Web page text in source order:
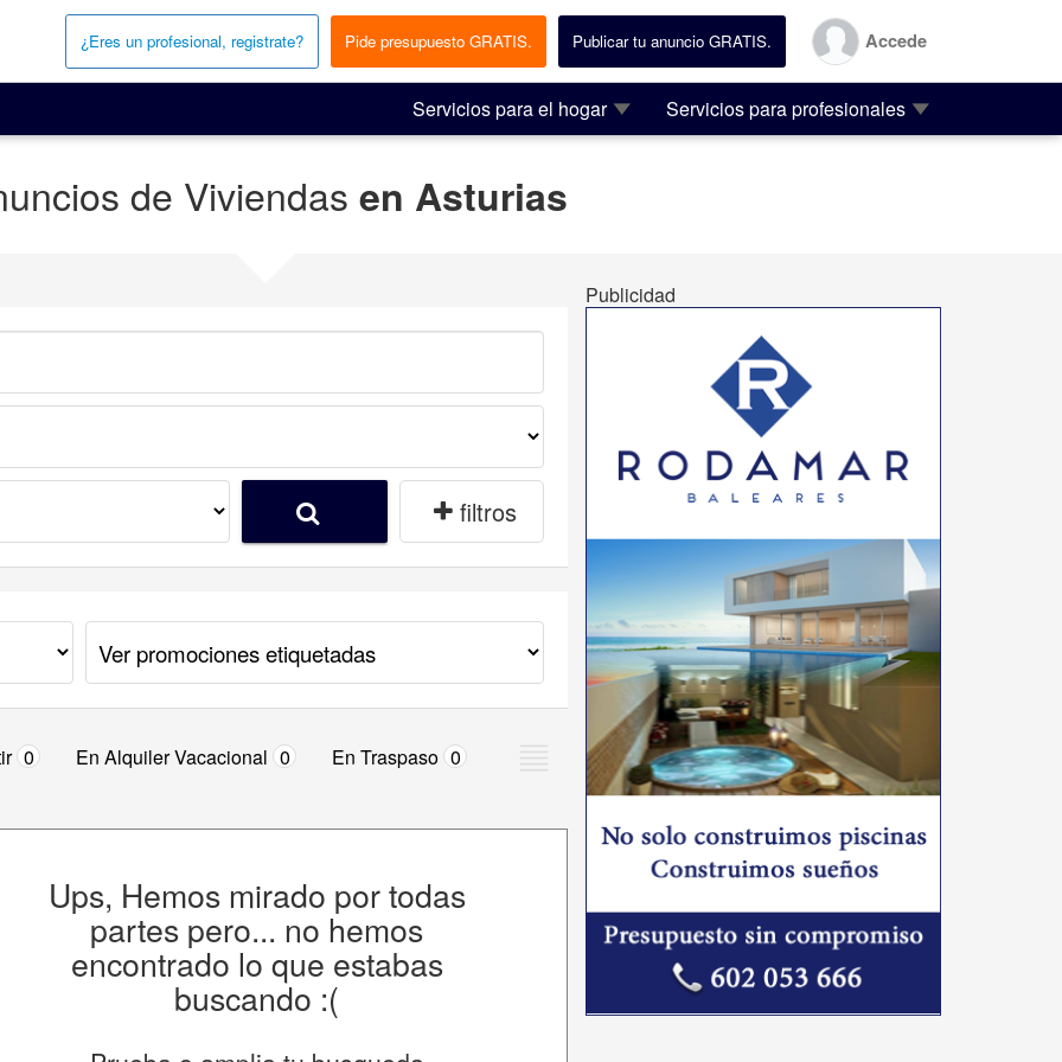
¿Eres un profesional, registrate? Pide presupuesto GRATIS. Publicar tu anuncio GRATIS. Accede
Servicios para el hogar Servicios para profesionales
de Viviendas en Asturias
filtros
0 En Alquiler Vacacional 0 En Traspaso 0
Ups, Hemos mirado por todas
partes pero... no hemos
encontrado lo que estabas
buscando :(
Publicidad